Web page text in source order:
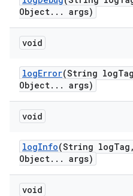
Object. . . args)
void
logError(String logTag
Object. . . args)
void
logInfo(String logTag ,
Object. . . args)
void